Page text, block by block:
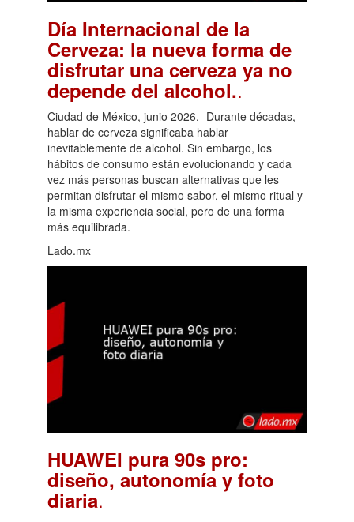
Día Internacional de la
Cerveza: la nueva forma de
disfrutar una cerveza ya no
depende del alcohol..
Ciudad de México, junio 2026.- Durante décadas,
hablar de cerveza significaba hablar
inevitablemente de alcohol. Sin embargo, los
hábitos de consumo están evolucionando y cada
vez más personas buscan alternativas que les
permitan disfrutar el mismo sabor, el mismo ritual y
la misma experiencia social, pero de una forma
más equilibrada.
Lado.mx
HUAWEI pura 90s pro:
diseño, autonomía y foto
diaria.